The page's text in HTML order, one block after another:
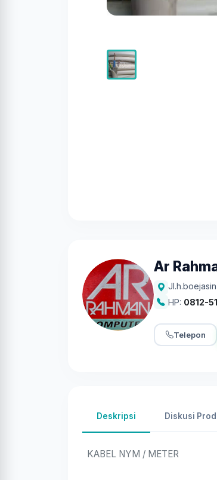
Ar
HP: 0812-
Telepon
Deskripsi Diskusi
KABEL NYM / METER